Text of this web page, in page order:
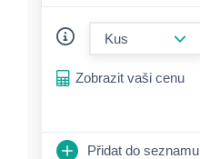
Zobrazit vaši cenu
Přidat do seznamu